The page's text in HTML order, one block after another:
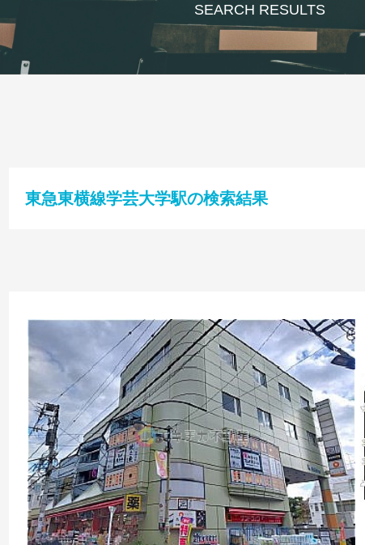
SEARCH RESULTS
東急東横線学芸大学駅の検索結果